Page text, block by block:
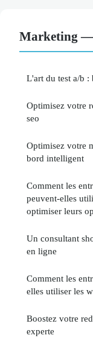
Marketing —
L'art du test a/b :
Optimisez votre
seo
Optimisez votre
bord intelligent
Comment les
peuvent-elles
optimiser leurs
Un consultant
en ligne
Comment les
elles utiliser les
Boostez votre
experte